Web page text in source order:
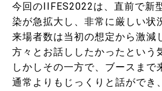
今回のIIFES2022は、直前で新
染が急拡大し、非常に厳しい状
来場者数は当初の想定から激減
方々とお話ししたかったという
しかしその一方で、ブースまで
通常よりもじっくりと話ができ